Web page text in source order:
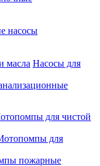
насосы
Насосы для
для чистой
для
пожарные